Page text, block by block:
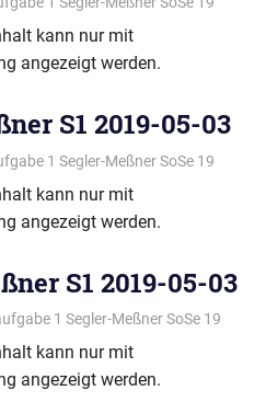
kann nur mit
angezeigt werden.
S1 2019-05-03
1 Segler-Meßner SoSe 19
kann nur mit
angezeigt werden.
S1 2019-05-03
1 Segler-Meßner SoSe 19
kann nur mit
angezeigt werden.